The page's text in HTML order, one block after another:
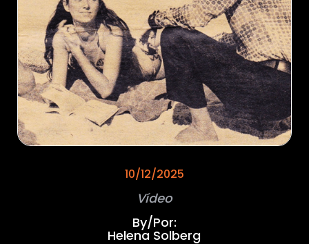
10/12/2025
Vídeo
By/Por:
Helena Solberg